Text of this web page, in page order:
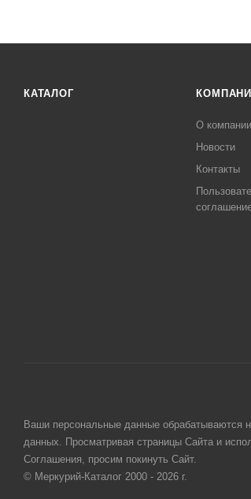
КАТАЛОГ
О компании
Новости
Контакты
Ваши персональные данные обрабатываются
данных. Просматривая страницы Сайта и
Соглашения, просим покинуть Сайт.
© Меркурий-Каталог 2000 - 2026 г.